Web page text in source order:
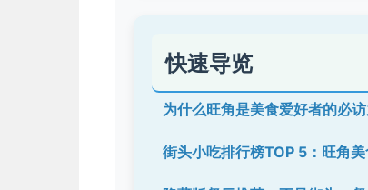
快速导览
为什么旺角是美食爱好者的必访
街头小吃排行榜TOP 5：旺角